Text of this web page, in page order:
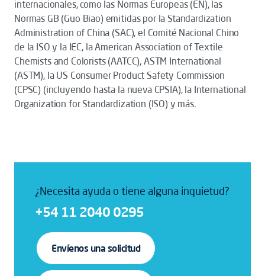
internacionales, como las Normas Europeas (EN), las
Normas GB (Guo Biao) emitidas por la Standardization
Administration of China (SAC), el Comité Nacional Chino
de la ISO y la IEC, la American Association of Textile
Chemists and Colorists (AATCC), ASTM International
(ASTM), la US Consumer Product Safety Commission
(CPSC) (incluyendo hasta la nueva CPSIA), la International
Organization for Standardization (ISO) y más.
¿Necesita ayuda o tiene alguna inquietud?
+54 11 2040 0295
Envíenos una solicitud